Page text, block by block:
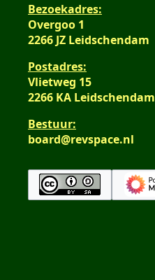
a
t
t
i
n
g
s
a
m
e
n
v
t
t
n
g
Bezoekadres:
Overgoo 1
2266 JZ Leidschendam
Postadres:
Vlietweg 15
2266 KA Leidschendam
Bestuur:
board@revspace.nl